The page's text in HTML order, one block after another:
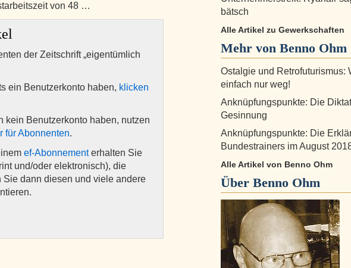
von 48 …
der Zeitschrift „eigentümlich
ein Benutzerkonto haben, klicken
kein Benutzerkonto haben, nutzen
für Abonnenten.
ef-Abonnementerhalten Sie
und/oder elektronisch), die
dann diesen und viele andere
bätsch
Alle Artikel zu Gewerkschaften
Mehr von Benno Ohm
Ostalgie und Retrofuturismus:
einfach nur weg!
Anknüpfungspunkte: Die
Gesinnung
Anknüpfungspunkte: Die
Bundestrainers im August
Alle Artikel von Benno Ohm
Über Benno Ohm